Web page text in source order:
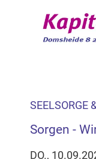
SEELSORGE
Sorgen -
DO.,